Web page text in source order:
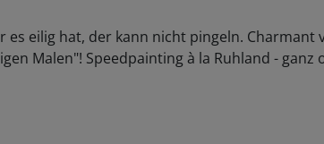
es eilig hat, der kann nicht pingeln.
Malen"! Speedpainting à la Ruhland - ganz